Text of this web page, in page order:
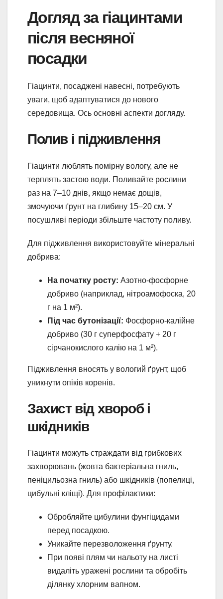
Догляд за гіацинтами
після весняної
посадки
Гіацинти, посаджені навесні, потребують
уваги, щоб адаптуватися до нового
середовища. Ось основні аспекти догляду.
Полив і підживлення
Гіацинти люблять помірну вологу, але не
терплять застою води. Поливайте рослини
раз на 7–10 днів, якщо немає дощів,
змочуючи ґрунт на глибину 15–20 см. У
посушливі періоди збільште частоту поливу.
Для підживлення використовуйте мінеральні
добрива:
На початку росту: Азотно-фосфорне
добриво (наприклад, нітроамофоска, 20
г на 1 м²).
Під час бутонізації: Фосфорно-калійне
добриво (30 г суперфосфату + 20 г
сірчанокислого калію на 1 м²).
Підживлення вносять у вологий ґрунт, щоб
уникнути опіків коренів.
Захист від хвороб і
шкідників
Гіацинти можуть страждати від грибкових
захворювань (жовта бактеріальна гниль,
пеніцильозна гниль) або шкідників (попелиці,
цибульні кліщі). Для профілактики:
Обробляйте цибулини фунгіцидами
перед посадкою.
Уникайте перезволоження ґрунту.
При появі плям чи нальоту на листі
видаліть уражені рослини та обробіть
ділянку хлорним вапном.